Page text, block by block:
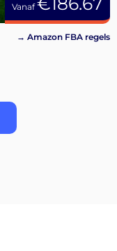
Vanaf
→ Amazon FBA regels